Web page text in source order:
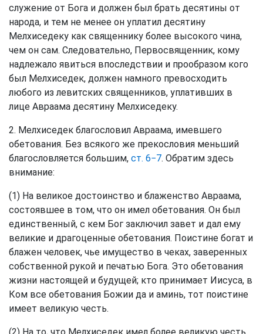
служение от Бога и должен был брать десятины от
народа, и тем не менее он уплатил десятину
Мелхиседеку как священнику более высокого чина,
чем он сам. Следовательно, Первосвященник, кому
надлежало явиться впоследствии и прообразом кого
был Мелхиседек, должен намного превосходить
любого из левитских священников, уплативших в
лице Авраама десятину Мелхиседеку.
2. Мелхиседек благословил Авраама, имевшего
обетования. Без всякого же прекословия меньший
благословляется большим, ст. 6−7. Обратим здесь
внимание:
(1) На великое достоинство и блаженство Авраама,
состоявшее в том, что он имел обетования. Он был
единственный, с кем Бог заключил завет и дал ему
великие и драгоценные обетования. Поистине богат и
блажен человек, чье имущество в чеках, заверенных
собственной рукой и печатью Бога. Это обетования
жизни настоящей и будущей; кто принимает Иисуса, в
Ком все обетования Божии да и аминь, тот поистине
имеет великую честь.